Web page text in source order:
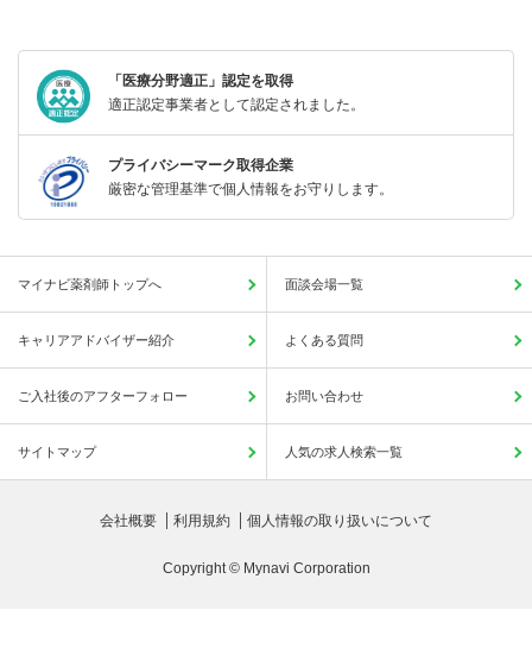
「医療分野適正」認定を取得
適正認定事業者として認定されました。
プライバシーマーク取得企業
厳密な管理基準で個人情報をお守りします。
マイナビ薬剤師トップへ 面談会場一覧
キャリアアドバイザー紹介 よくある質問
ご入社後のアフターフォロー お問い合わせ
サイトマップ 人気の求人検索一覧
会社概要 利用規約 個人情報の取り扱いについて
Copyright © Mynavi Corporation